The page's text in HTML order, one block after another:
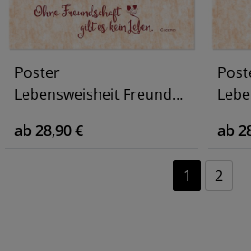
Poster
Lebensweisheit Freundschaft
ab 28,90 €
ab
1 2